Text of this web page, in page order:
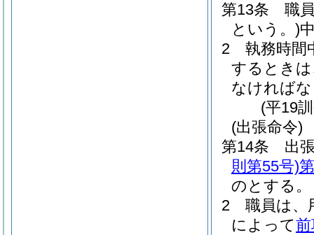
第13条
職
という。)
2
執務時間
するとき
なければ
(平19
(出張命令)
第14条
出
則第55号)
のとする。
2
職員は、
によって